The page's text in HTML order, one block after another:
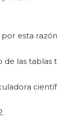
esta
de las